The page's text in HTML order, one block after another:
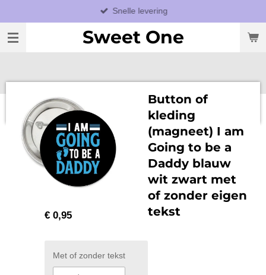
direct
naar
Sweet One
Snelle levering
Button of
kleding
(magneet) I am
Going to be a
Daddy blauw
wit zwart met
of zonder eigen
tekst
€ 0,95
Met of zonder tekst